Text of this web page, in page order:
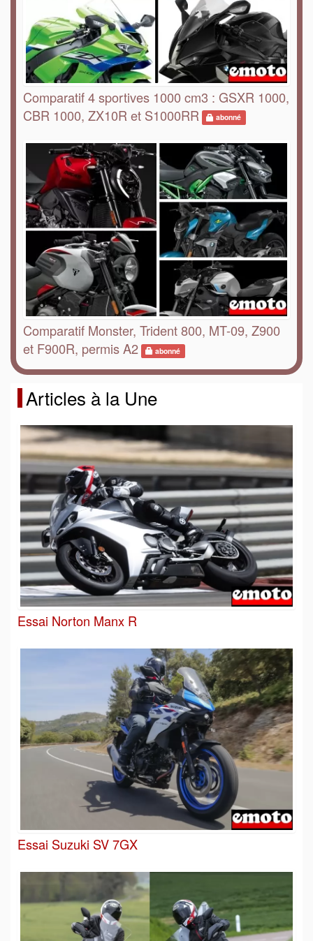
Comparatif 4 sportives 1000 cm3 : GSXR 1000,
CBR 1000, ZX10R et S1000RR
abonné
Comparatif Monster, Trident 800, MT-09, Z900
et F900R, permis A2
abonné
Articles à la Une
Essai Norton Manx R
Essai Suzuki SV 7GX